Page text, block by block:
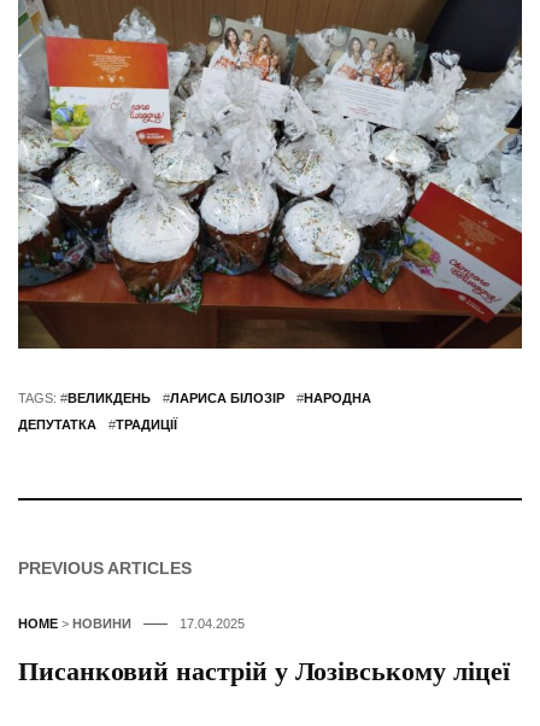
TAGS: #ВЕЛИКДЕНЬ #ЛАРИСА БІЛОЗІР #НАРОДНА
ДЕПУТАТКА
#ТРАДИЦІЇ
PREVIOUS ARTICLES
HOME > НОВИНИ 17.04.2025
Писанковий настрій у Лозівському ліцеї